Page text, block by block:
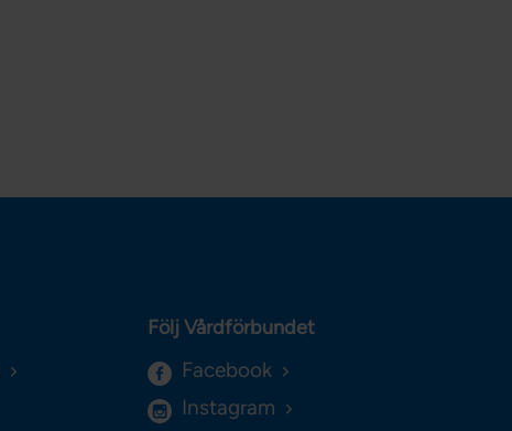
Följ Vårdförbundet
Facebook
Instagram